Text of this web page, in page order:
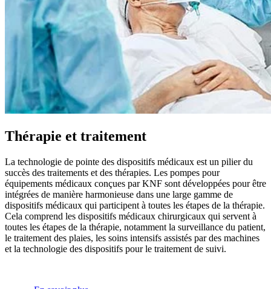
Thérapie et traitement
La technologie de pointe des dispositifs médicaux est un pilier du
succès des traitements et des thérapies. Les pompes pour
équipements médicaux conçues par KNF sont développées pour être
intégrées de manière harmonieuse dans une large gamme de
dispositifs médicaux qui participent à toutes les étapes de la thérapie.
Cela comprend les dispositifs médicaux chirurgicaux qui servent à
toutes les étapes de la thérapie, notamment la surveillance du patient,
le traitement des plaies, les soins intensifs assistés par des machines
et la technologie des dispositifs pour le traitement de suivi.